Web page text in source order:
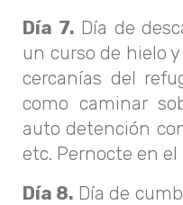
Día 7. Día de
un curso de hielo
cercanías del
como caminar
auto detención
etc. Pernocte en el
Día 8. Día de